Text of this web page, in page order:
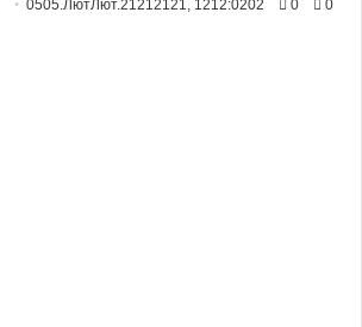
Send0505.ЛютЛют.21212121, 1212:0202 0 0